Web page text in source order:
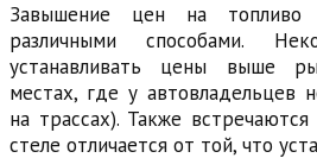
Завышение цен на топливо
различными способами.
устанавливать цены выше
местах, где у автовладельцев
на трассах). Также
стеле отличается от той, что